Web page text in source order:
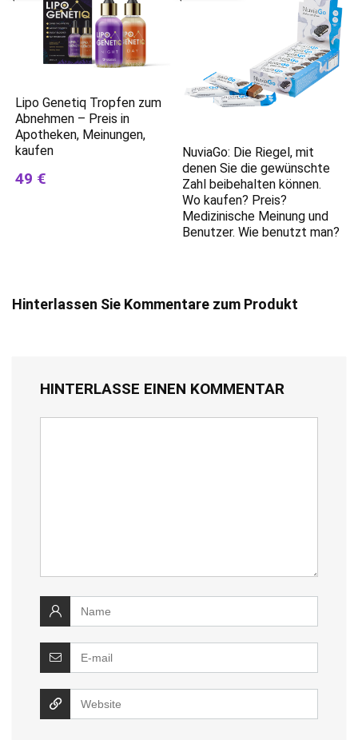
Lipo Genetiq Tropfen zum
Abnehmen – Preis in
Apotheken, Meinungen,
kaufen
49 €
NuviaGo: Die Riegel, mit
denen Sie die gewünschte
Zahl beibehalten können.
Wo kaufen? Preis?
Medizinische Meinung und
Benutzer. Wie benutzt man?
Hinterlassen Sie Kommentare zum Produkt
HINTERLASSE EINEN KOMMENTAR